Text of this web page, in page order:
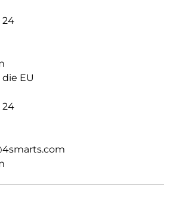
uneingeschränkten
und Tasten. Die exakte
Bedienung und ein sauberes
24
EU
24